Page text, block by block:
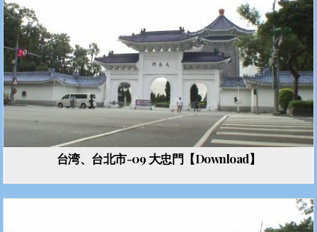
台湾、台北市-09 大忠門【Download】